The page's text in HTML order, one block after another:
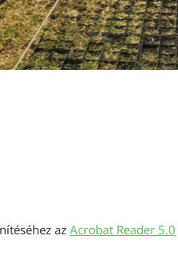
azAcrobat Reader 5.0